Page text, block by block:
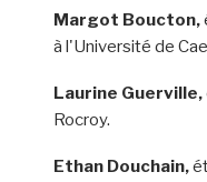
Margot Boucton,
à l'Université de
Laurine Guerville,
Rocroy.
Ethan Douchain,